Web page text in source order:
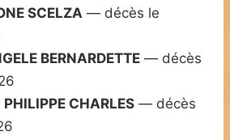
SCELZA — décès le
BERNARDETTE — décès
CHARLES — décès